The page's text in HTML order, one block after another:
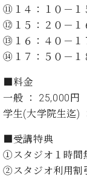
ヒ
タ
イ
コ
ン
サ
ベ
ヒ
シ
タ
イ
シ
ュ
ー
レ
ン
サ
ト
レ
ッ
ン
イ
ベ
ン
ト
迎。
ベヒ
シュ
タイ
ン・
シュ
ーレ
音楽
教室
会
社
案
お
問
せ
⑪１４：１０－
⑫１５：２０－
⑬１６：４０－
⑭１７：５０－
■料金
一般 ： 25,000円
学生(大学院生迄)
■受講特典
①スタジオ１時間
②スタジオ利用割